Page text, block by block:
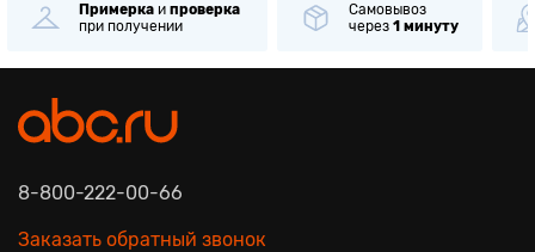
Примерка и проверка
при получении
Самовывоз
через 1 минуту
8-800-222-00-66
Заказать обратный звонок